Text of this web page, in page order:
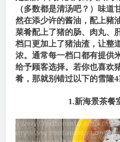
（多数都是清汤吧？）味道
然在添少许的酱油，配上豬
菜肴配上了猪的肠、肉丸、
档口更加上了猪油渣，让整
浓。通常每一档口都有提供
给予顾客选择。若你也喜欢
肴，那就别错过以下的雪隆
1.新海景茶餐